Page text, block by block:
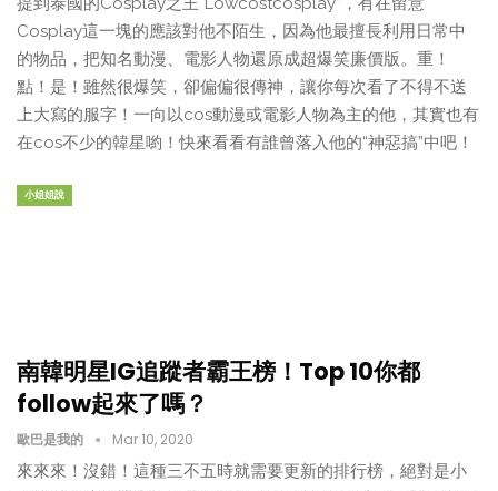
Cosplay這一塊的應該對他不陌生，因為他最擅長利用日常中
的物品，把知名動漫、電影人物還原成超爆笑廉價版。重！
點！是！雖然很爆笑，卻偏偏很傳神，讓你每次看了不得不送
上大寫的服字！一向以cos動漫或電影人物為主的他，其實也有
在cos不少的韓星喲！快來看看有誰曾落入他的“神惡搞”中吧！
小姐姐說
南韓明星IG追蹤者霸王榜！Top 10你都
follow起來了嗎？
歐巴是我的 Mar 10, 2020
來來來！沒錯！這種三不五時就需要更新的排行榜，絕對是小